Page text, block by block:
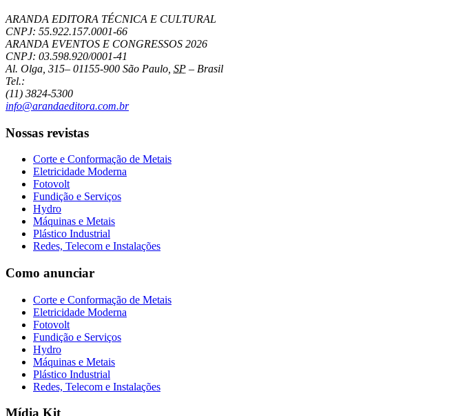
ARANDA EDITORA TÉCNICA E CULTURAL
CNPJ: 55.922.157.0001-66
ARANDA EVENTOS E CONGRESSOS 2026
CNPJ: 03.598.920/0001-41
Al. Olga, 315– 01155-900 São Paulo SP – Brasil
Tel.:
(11) 3824-5300
info@arandaeditora.com.br
Nossas revistas
Corte e Conformação de Metais
Eletricidade Moderna
Fotovolt
Fundição e Serviços
Hydro
Máquinas e Metais
Plástico Industrial
Redes, Telecom e Instalações
Como anunciar
Corte e Conformação de Metais
Eletricidade Moderna
Fotovolt
Fundição e Serviços
Hydro
Máquinas e Metais
Plástico Industrial
Redes, Telecom e Instalações